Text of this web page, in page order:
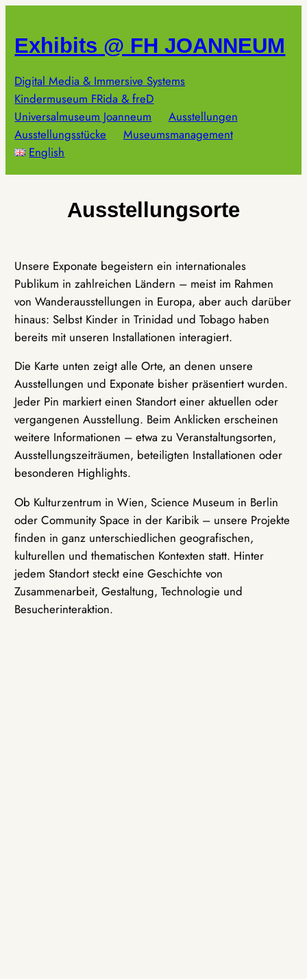
springen
Exhibits @ FH JOANNEUM
Digital Media & Immersive Systems
Kindermuseum FRida & freD
Universalmuseum Joanneum
Ausstellungen
Ausstellungsstücke
Museumsmanagement
English
Ausstellungsorte
Unsere Exponate begeistern ein internationales
Publikum in zahlreichen Ländern – meist im Rahmen
von Wanderausstellungen in Europa, aber auch darüber
hinaus: Selbst Kinder in Trinidad und Tobago haben
bereits mit unseren Installationen interagiert.
Die Karte unten zeigt alle Orte, an denen unsere
Ausstellungen und Exponate bisher präsentiert wurden.
Jeder Pin markiert einen Standort einer aktuellen oder
vergangenen Ausstellung. Beim Anklicken erscheinen
weitere Informationen – etwa zu Veranstaltungsorten,
Ausstellungszeiträumen, beteiligten Installationen oder
besonderen Highlights.
Ob Kulturzentrum in Wien, Science Museum in Berlin
oder Community Space in der Karibik – unsere Projekte
finden in ganz unterschiedlichen geografischen,
kulturellen und thematischen Kontexten statt. Hinter
jedem Standort steckt eine Geschichte von
Zusammenarbeit, Gestaltung, Technologie und
Besucherinteraktion.